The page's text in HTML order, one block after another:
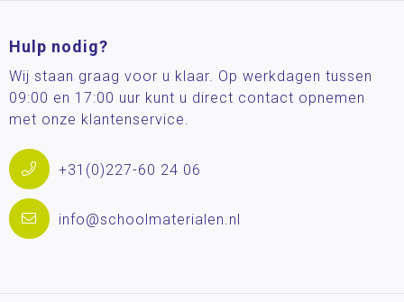
Hulp nodig?
Wij staan graag voor u klaar. Op werkdagen tussen
09:00 en 17:00 uur kunt u direct contact opnemen
met onze klantenservice.
+31(0)227-60 24 06
info@schoolmaterialen.nl